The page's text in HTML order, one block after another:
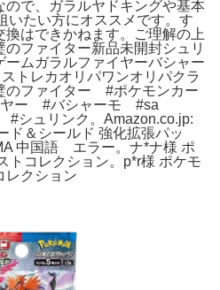
で、ガラルヤドキングや基本
いたい方にオススメです。す
換はできかねます。ご理解の上
ファイター新品未開封シュリ
ームガラルファイヤーバシャー
トレカオリパワンオリパクラ
ファイター #ポケモンカー
ヤー #バシャーモ #sa
ュリンク。Amazon.co.jp:
ド＆シールド 強化拡張パッ
中国語 エラー。ナ*ナ様 ポ
トコレクション。p*r様 ポケモ
クション